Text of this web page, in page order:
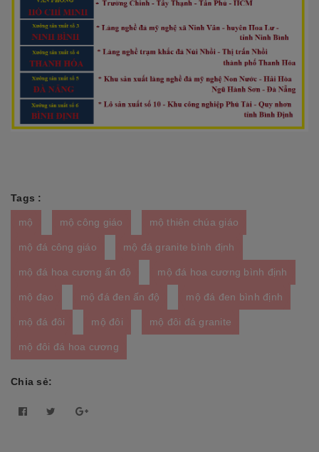
Tags :
mộ mộ công giáo mộ thiên chúa giáo
mộ đá công giáo mộ đá granite bình định
mộ đá hoa cương ấn độ mộ đá hoa cương bình định
mộ đạo mộ đá đen ấn độ mộ đá đen bình định
mộ đá đôi mộ đôi mộ đôi đá granite
mộ đôi đá hoa cương
Chia sẻ: